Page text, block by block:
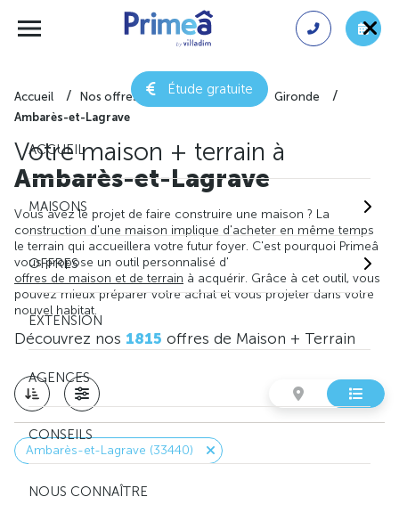
Étude gratuite
ACCUEIL
MAISONS
OFFRES
EXTENSION
AGENCES
CONSEILS
NOUS CONNAÎTRE
Accueil Nos offres de maison + terrain
Gironde
Ambarès-et-Lagrave
Votre maison + terrain à
Ambarès-et-Lagrave
Vous avez le projet de faire construire une maison ? La
construction d'une maison implique d'acheter en même temps
le terrain qui accueillera votre futur foyer. C'est pourquoi Primeâ
vous propose un outil personnalisé d'
offres de maison et de terrain à acquérir. Grâce à cet outil, vous
pouvez mieux préparer votre achat et vous projeter dans votre
nouvel habitat.
Découvrez nos 1815 offres de Maison + Terrain
Ambarès-et-Lagrave (33440)